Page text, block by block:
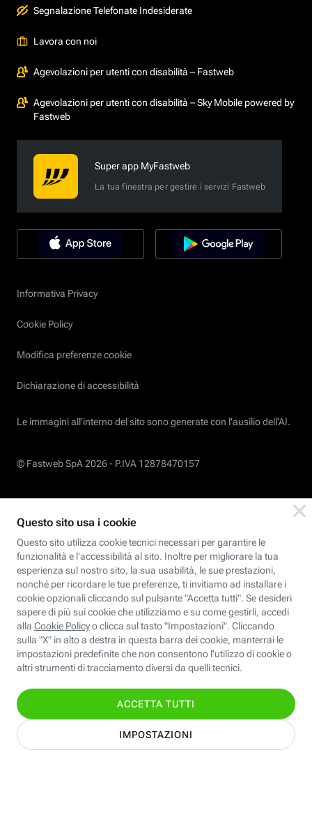
Segnalazione Telefonate Indesiderate
Lavora con noi
Agevolazioni per utenti con disabilità – Fastweb
Agevolazioni per utenti con disabilità – Sky Mobile powered by
Fastweb
Super app MyFastweb
La tua finestra per gestire i servizi Fastweb
Informativa Privacy
Cookie Policy
Modifica preferenze cookie
Dichiarazione di accessibilità
Le immagini all’interno del sito sono generate con l'ausilio dell'AI.
© Fastweb SpA 2026 - P.IVA 12878470157